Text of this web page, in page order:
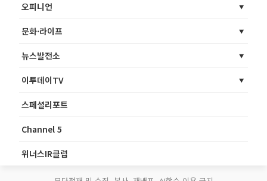
오피니언
문화·라이프
뉴스발전소
이투데이TV
스페셜리포트
Channel 5
위너스IR클럽